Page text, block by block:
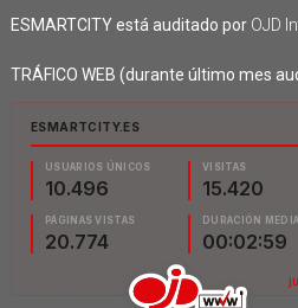
ESMARTCITY está auditado por OJD
TRÁFICO WEB (durante último mes